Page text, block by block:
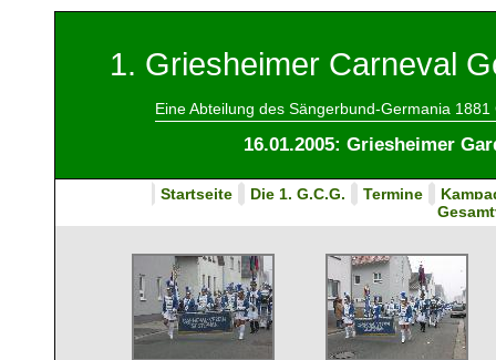
1. Griesheimer Carneval
Eine Abteilung des Sängerbund-Germania 1881
16.01.2005: Griesheimer
Startseite Die 1. G.C.G. Termine